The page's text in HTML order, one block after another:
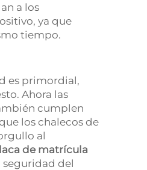
a los
ya que
tiempo.
es primordial,
Ahora las
cumplen
los chalecos de
al
de matrícula
seguridad del